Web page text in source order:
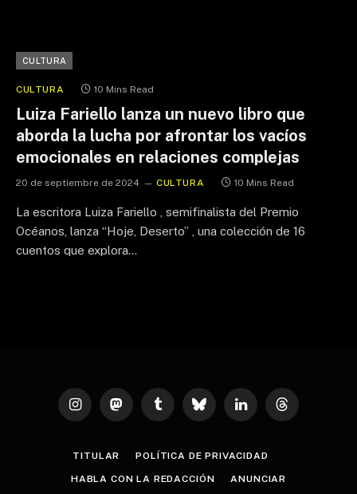
CULTURA
CULTURA 10 Mins Read
Luiza Fariello lanza un nuevo libro que
aborda la lucha por afrontar los vacíos
emocionales en relaciones complejas
20 de septiembre de 2024 CULTURA 10 Mins Read
La escritora Luiza Fariello , semifinalista del Premio
Océanos, lanza “Hoje, Deserto” , una colección de 16
cuentos que explora…
InstagramMastodonTumblr Bluesky LinkedInThreads
TITULAR POLÍTICA DE PRIVACIDAD
HABLA CON LA REDACCIÓN ANUNCIAR